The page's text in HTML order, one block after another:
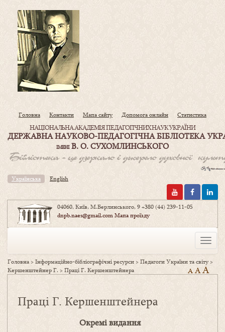
Головна Контакти Мапа сайту Допомога онлайн Статистика
НАЦІОНАЛЬНА АКАДЕМІЯ ПЕДАГОГІЧНИХ НАУК УКРАЇНИ
ДЕРЖАВНА НАУКОВО-ПЕДАГОГІЧНА БІБЛІОТЕКА
ІМЕНІВ. О. СУХОМЛИНСЬКОГО
Українська English
04060, Київ, М.Берлинського, 9+380 (44) 239-11-05
dnpb.naes@gmail.comМапа проїзду
Toggle
Головна >Інформаційно-бібліографічні ресурси >Педагоги України та світу>
Кершенштейнер Г. >Праці Г. Кершенштейнера A AA
Праці Г. Кершенштейнера
Окремі видання